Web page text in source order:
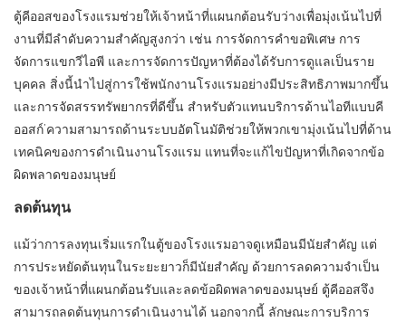
ตู้คีออสของโรงแรมช่วยให้เจ้าหน้าที่แผนกต้อนรับว่างเพื่อมุ่งเน้นไปที่
งานที่มีลำดับความสำคัญสูงกว่า เช่น การจัดการคำขอพิเศษ การ
จัดการแขกวีไอพี และการจัดการปัญหาที่ต้องได้รับการดูแลเป็นราย
บุคคล สิ่งนี้นำไปสู่การใช้พนักงานโรงแรมอย่างมีประสิทธิภาพมากขึ้น
และการจัดสรรทรัพยากรที่ดีขึ้น สำหรับตัวแทนบริการด้านไอทีแบบคี
ออสก์’ความสามารถด้านระบบอัตโนมัติช่วยให้พวกเขามุ่งเน้นไปที่ด้าน
เทคนิคของการดำเนินงานโรงแรม แทนที่จะแก้ไขปัญหาที่เกิดจากข้อ
ผิดพลาดของมนุษย์
ลดต้นทุน
แม้ว่าการลงทุนเริ่มแรกในตู้ของโรงแรมอาจดูเหมือนมีนัยสำคัญ แต่
การประหยัดต้นทุนในระยะยาวก็มีนัยสำคัญ ด้วยการลดความจำเป็น
ของเจ้าหน้าที่แผนกต้อนรับและลดข้อผิดพลาดของมนุษย์ ตู้คีออสจึง
สามารถลดต้นทุนการดำเนินงานได้ นอกจากนี้ ลักษณะการบริการ